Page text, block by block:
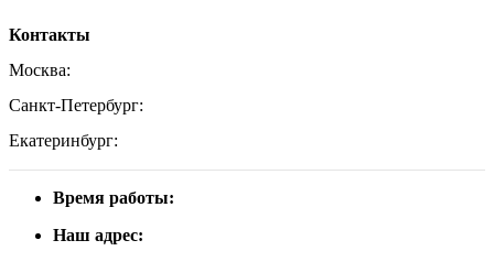
Контакты
Москва:
Санкт-Петербург:
Екатеринбург:
Время работы:
Наш адрес: